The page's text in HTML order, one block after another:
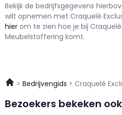
Bekijk de bedrijfsgegevens
wilt opnemen met Craquelé
hier om te zien hoe je bij Craquelé
Meubelstoffering komt.
Bedrijvengids Craquelé
Bezoekers bekeken ook